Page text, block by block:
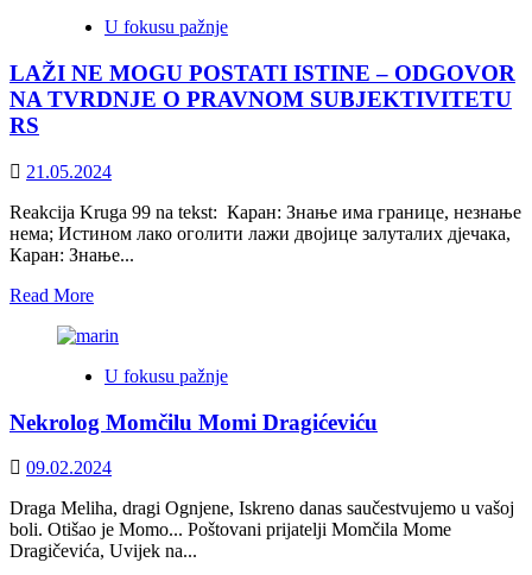
nikad
različiti
ne
prepoznaju…
U fokusu pažnje
LAŽI NE MOGU POSTATI ISTINE – ODGOVOR
NA TVRDNJE O PRAVNOM SUBJEKTIVITETU
RS
21.05.2024
Reakcija Kruga 99 na tekst: Каран: Знање има границе, незнање
нема; Истином лако оголити лажи двојице залуталих дјечака,
Каран: Знање...
Read MoreRead
about
NE
POSTATI
–
NA
TVRDNJE
O
U fokusu pažnje
Nekrolog Momčilu Momi Dragićeviću
09.02.2024
Draga Meliha, dragi Ognjene, Iskreno danas saučestvujemo u vašoj
boli. Otišao je Momo... Poštovani prijatelji Momčila Mome
Dragičevića, Uvijek na...